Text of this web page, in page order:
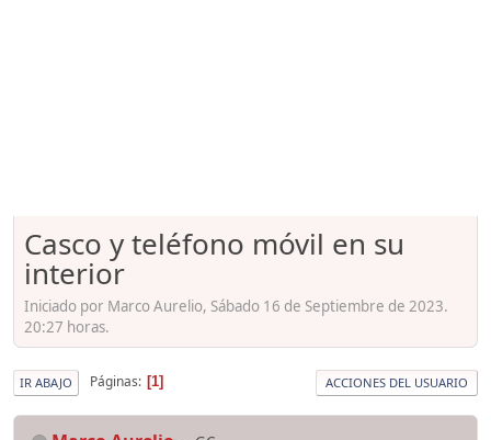
Casco y teléfono móvil en su
interior
Iniciado por Marco Aurelio, Sábado 16 de Septiembre de 2023.
20:27 horas.
IR ABAJO Páginas 1 ACCIONES DEL USUARIO